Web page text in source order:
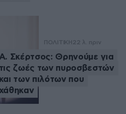
ΠΟΛΙΤΙΚΗ22 λ. πριν
Α. Σκέρτσος: Θρηνούμε για
τις ζωές των πυροσβεστών
και των πιλότων που
χάθηκαν